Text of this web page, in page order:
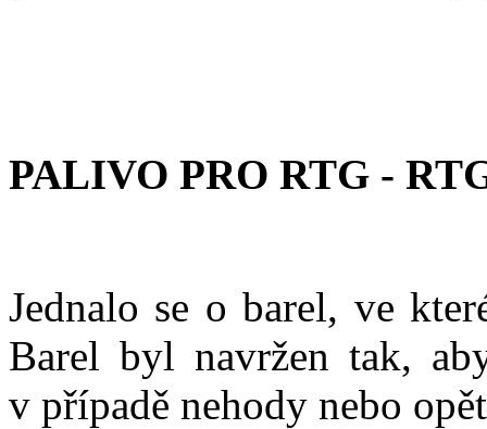
PALIVO PRO RTG -
Jednalo se o barel, ve
Barel byl navržen tak,
v případě nehody nebo